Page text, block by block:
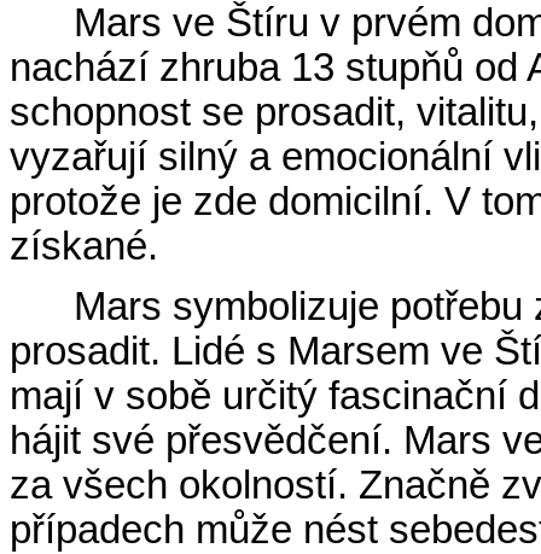
Mars ve Štíru v prvém
nachází zhruba 13 stupňů od
schopnost se prosadit,
vyzařují silný a emocionální
protože je zde domicilní. V
získané.
Mars symbolizuje
prosadit. Lidé s Marsem ve
mají v sobě určitý fascinační
hájit své přesvědčení. Mars
za všech okolností. Značně
případech může nést